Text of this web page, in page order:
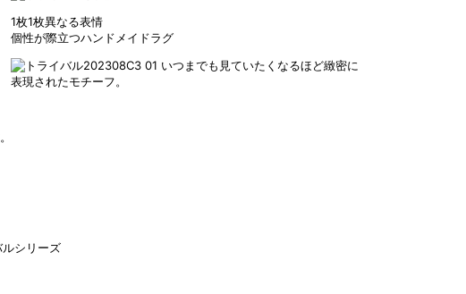
1枚1枚異なる表情
個性が際立つハンドメイドラグ
いつまでも見ていたくなるほど緻密に
表現されたモチーフ。
ルシリーズ